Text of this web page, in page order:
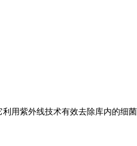
用紫外线技术有效去除库内的细菌